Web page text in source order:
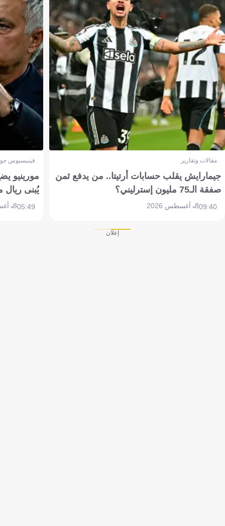
مقالات وتقارير
جيمارايش يقلب حسابات أرتيتا.. من يدفع ثمن
صفقة الـ75 مليون إسترليني؟
09:408 أغسطس 2026
فينيسيوس
مورينيو
يُبنى ريال
05:498 أغسطس 2026
إعلان